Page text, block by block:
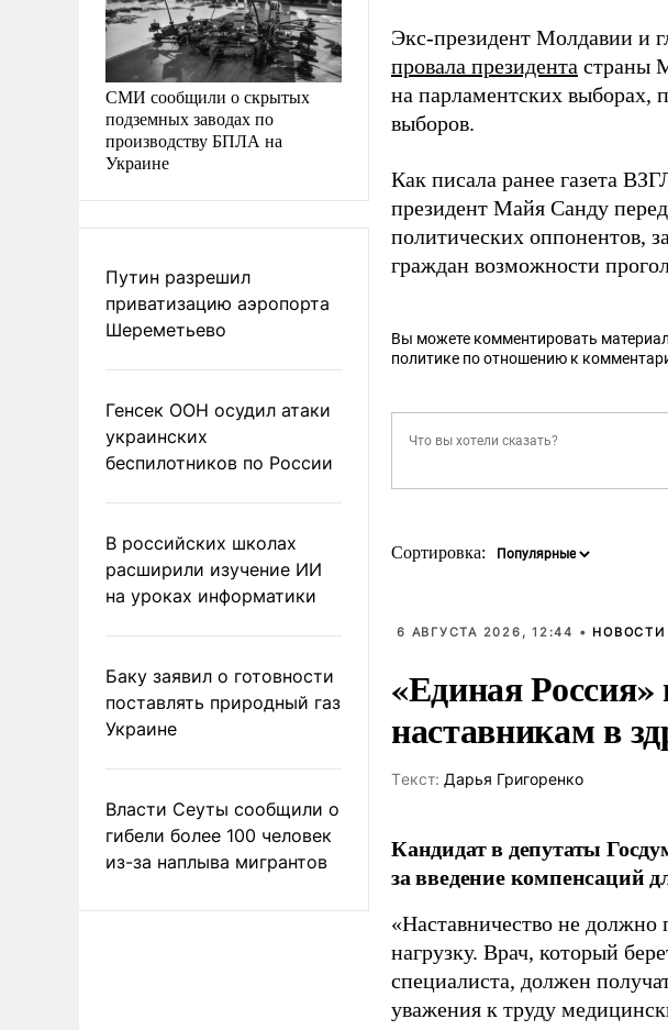
СМИ сообщили о скрытых
подземных заводах по
производству БПЛА на
Украине
Путин разрешил
приватизацию аэропорта
Шереметьево
Генсек ООН осудил атаки
украинских
беспилотников по России
В российских школах
расширили изучение ИИ
на уроках информатики
Баку заявил о готовности
поставлять природный газ
Украине
Власти Сеуты сообщили о
гибели более 100 человек
из-за наплыва мигрантов
Экс-президент Молдавии и
провала президента страны
на парламентских выборах,
выборов.
Как писала ранее газета
президент Майя Санду
политических оппонентов,
граждан возможности
Вы можете комментировать
политике по отношению к
Сортировка:
6 АВГУСТА 2026, 12:44 • НОВОСТИ
«Единая
наставникам в
Tекст: Дарья Григоренко
Кандидат в депутаты
за введение компенсаций
«Наставничество не
нагрузку. Врач, который
специалиста, должен
уважения к труду